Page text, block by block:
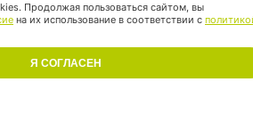
Продолжая пользоваться сайтом, вы
на их использование в соответствии с
Я СОГЛАСЕН